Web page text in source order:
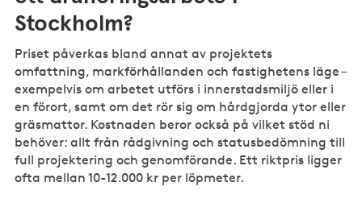
Stockholm?
Priset påverkas bland annat av projektets
omfattning, markförhållanden och fastighetens läge –
exempelvis om arbetet utförs i innerstadsmiljö eller i
en förort, samt om det rör sig om hårdgjorda ytor eller
gräsmattor. Kostnaden beror också på vilket stöd ni
behöver: allt från rådgivning och statusbedömning till
full projektering och genomförande. Ett riktpris ligger
ofta mellan 10-12.000 kr per löpmeter.